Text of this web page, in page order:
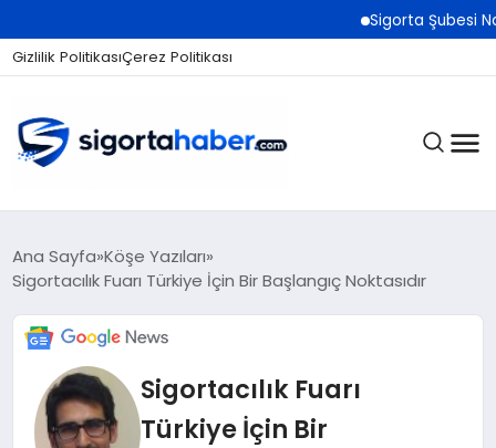
Sigorta Şubesi
Gizlilik PolitikasıÇerez Politikası
SIGORTA
BES / HAYAT
EKONOMI
Ana Sayfa Köşe Yazıları
Sigortacılık Fuarı Türkiye İçin Bir Başlangıç Noktasıdır
Sigortacılık Fuarı
Türkiye İçin Bir